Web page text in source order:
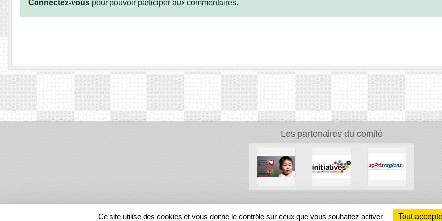
Connectez-vous pour pouvoir participer aux commentaires.
Les partenaires du comité
REGIONS
Ce site utilise des cookies et vous donne le contrôle sur ceux que vous souhaitez activer Tout